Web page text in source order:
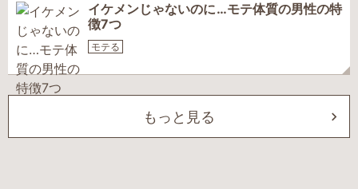
イケメンじゃないのに…モテ体質の男性の特
徴7つ
モテる
もっと見る